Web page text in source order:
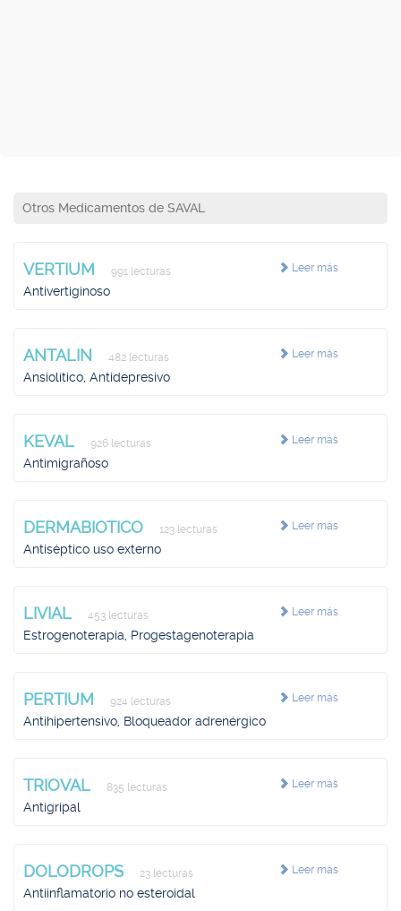
Otros Medicamentos de SAVAL
Leer más
VERTIUM 991 lecturas
Antivertiginoso
Leer más
ANTALIN 482 lecturas
Ansiolítico, Antidepresivo
Leer más
KEVAL 926 lecturas
Antimigrañoso
Leer más
DERMABIOTICO 123 lecturas
Antiséptico uso externo
Leer más
LIVIAL 453 lecturas
Estrogenoterapia, Progestagenoterapia
Leer más
PERTIUM 924 lecturas
Antihipertensivo, Bloqueador adrenérgico
Leer más
TRIOVAL 835 lecturas
Antigripal
Leer más
DOLODROPS 23 lecturas
Antiinflamatorio no esteroidal